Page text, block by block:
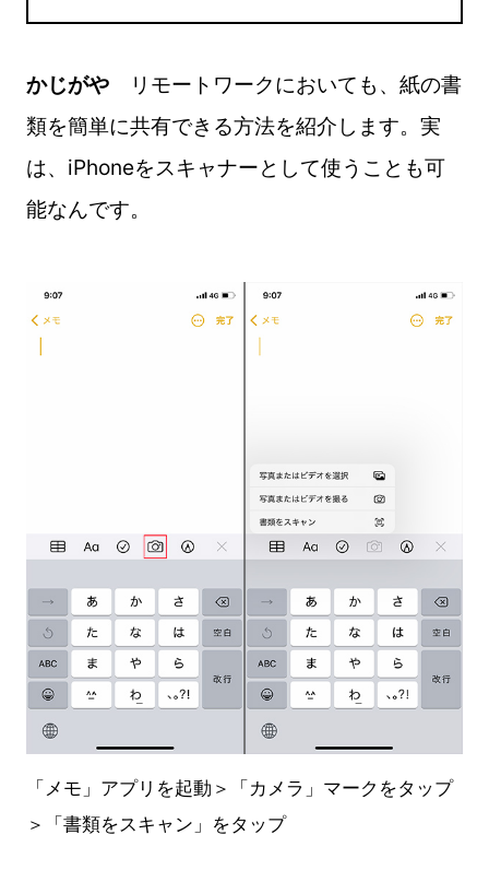
かじがや
リモートワークにおいても、紙の書
類を簡単に共有できる方法を紹介します。実
は、iPhoneをスキャナーとして使うことも可
能なんです。
「メモ」アプリを起動＞「カメラ」マークをタップ
＞「書類をスキャン」をタップ